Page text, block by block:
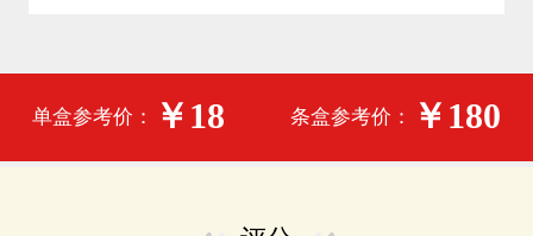
单盒参考价： ￥18 条盒参考价： ￥180